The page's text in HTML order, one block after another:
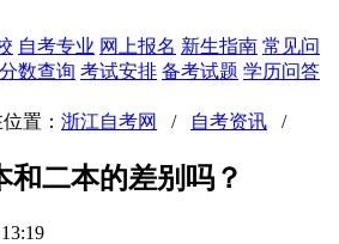
自考专业 网上报名 新生指南 常见问
分数查询 考试安排 备考试题 学历问答
置： 浙江自考网 / 自考资讯 /
和二本的差别吗？